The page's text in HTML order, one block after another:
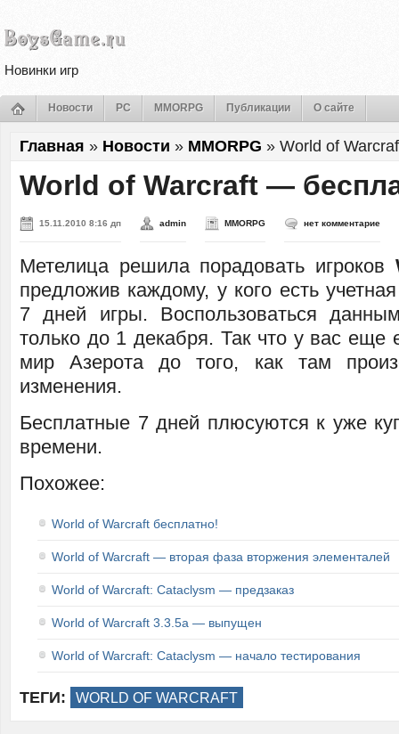
Новинки игр
Новости PC MMORPG Публикации О сайте
Главная » Новости » MMORPG » World of
World of Warcraft —
15.11.2010 8:16 дп admin MMORPG нет комментарие
Метелица решила порадовать игроков
предложив каждому, у кого есть
7 дней игры. Воспользоваться
только до 1 декабря. Так что у вас еще
мир Азерота до того, как там
изменения.
Бесплатные 7 дней плюсуются к уже
времени.
Похожее:
World of Warcraft бесплатно!
World of Warcraft — вторая фаза вторжения элементалей
World of Warcraft: Cataclysm — предзаказ
World of Warcraft 3.3.5a — выпущен
World of Warcraft: Cataclysm — начало тестирования
ТЕГИ: WORLD OF WARCRAFT